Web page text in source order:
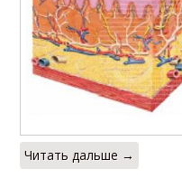
Читать дальше →